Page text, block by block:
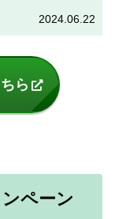
2024.06.22
ら
ペーン